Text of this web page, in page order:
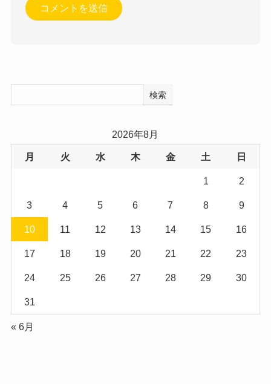
検索
2026年8月
月 火 水 木 金 土 日
1 2
3 4 5 6 7 8 9
10 11 12 13 14 15 16
17 18 19 20 21 22 23
24 25 26 27 28 29 30
31
« 6月